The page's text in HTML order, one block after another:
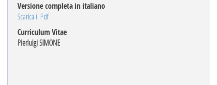
Versione completa in italiano
Scarica il Pdf
Curriculum Vitae
Pierluigi SIMONE